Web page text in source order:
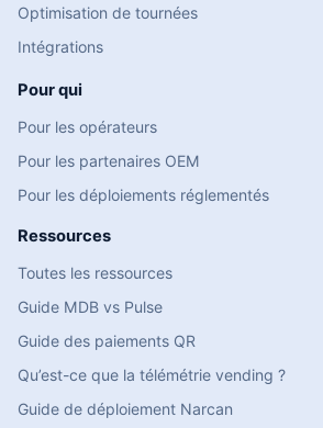
Optimisation de tournées
Intégrations
Pour qui
Pour les opérateurs
Pour les partenaires OEM
Pour les déploiements réglementés
Ressources
Toutes les ressources
Guide MDB vs Pulse
Guide des paiements QR
Qu’est-ce que la télémétrie vending ?
Guide de déploiement Narcan